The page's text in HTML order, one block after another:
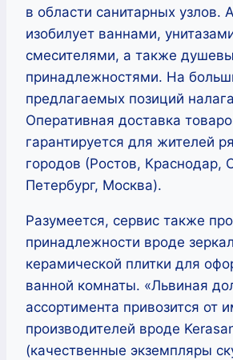
в области санитарных узлов.
изобилует ваннами,
смесителями, а также
принадлежностями. На
предлагаемых позиций
Оперативная доставка
гарантируется для жителей
городов (Ростов, Краснодар,
Петербург, Москва).
Разумеется, сервис также
принадлежности вроде
керамической плитки для
ванной комнаты. «Львиная
ассортимента привозится от
производителей вроде
(качественные экземпляры